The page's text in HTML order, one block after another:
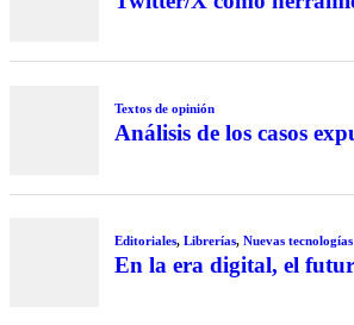
Textos de opinión
Análisis de los casos
Editoriales, Librerías, Nuevas tecnologías
En la era digital, el